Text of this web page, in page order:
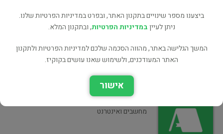
מחשבים ואינטרנט
Prolog Programming for Artificial
Intelligence
מחשבים ואינטרנט
ביצענו מספר שינויים בתקנון האתר, ובפרט במדיניות הפרטיות שלנו.
ניתן לעייןבמדיניות הפרטיות, ובתקנון המלא.
המשך הגלישה באתר, מהווה הסכמה שלכם למדיניות הפרטיות ולתקנון
האתר המעודכנים, ולשימוש שאנו עושים בקוקיז.
אישור